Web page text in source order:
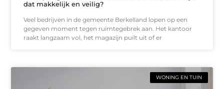
dat makkelijk en veilig?
Veel bedrijven in de gemeente Berkelland lopen op een
gegeven moment tegen ruimtegebrek aan. Het kantoor
raakt langzaam vol, het magazijn puilt uit of er
WONING EN TUIN